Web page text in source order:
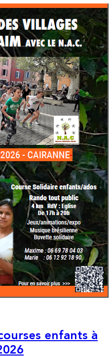
enfants à